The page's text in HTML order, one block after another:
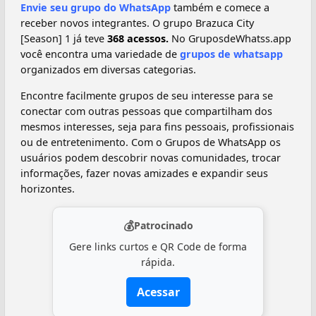
Envie seu grupo do WhatsApp também e comece a
receber novos integrantes. O grupo Brazuca City
[Season] 1 já teve 368 acessos. No GruposdeWhatss.app
você encontra uma variedade de grupos de whatsapp
organizados em diversas categorias.
Encontre facilmente grupos de seu interesse para se
conectar com outras pessoas que compartilham dos
mesmos interesses, seja para fins pessoais, profissionais
ou de entretenimento. Com o Grupos de WhatsApp os
usuários podem descobrir novas comunidades, trocar
informações, fazer novas amizades e expandir seus
horizontes.
💰Patrocinado
Gere links curtos e QR Code de forma
rápida.
Acessar